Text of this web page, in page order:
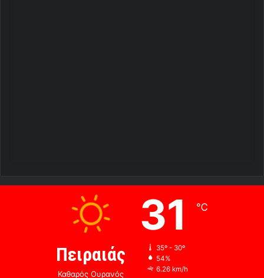
Πειραιάς
Καθαρός Ουρανός
31 ℃
35º - 30º
54%
6.26 km/h